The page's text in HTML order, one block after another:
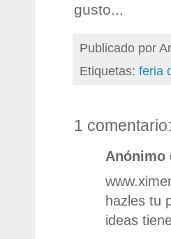
gusto...
Publicado por
Etiquetas: feria
1 comentario:
Anónimo
hazles tu
ideas